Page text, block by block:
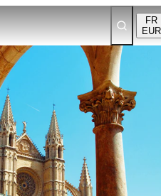
FR
EUR